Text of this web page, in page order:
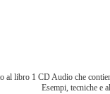
al libro 1 CD Audio che
Esempi, tecniche e